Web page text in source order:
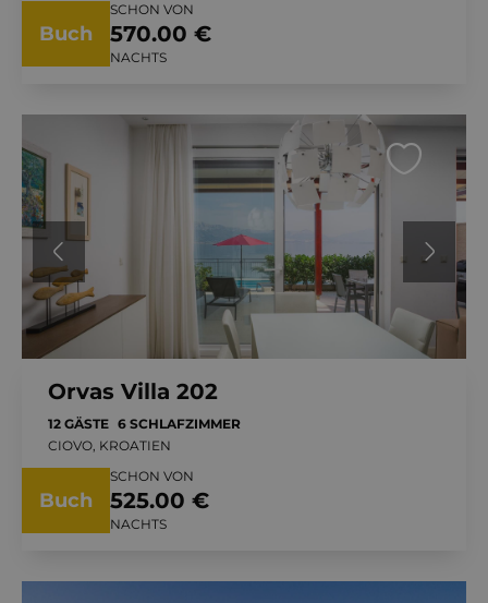
Buch
SCHON VON
570.00 €
NACHTS
Orvas Villa 202
12 GÄSTE 6 SCHLAFZIMMER
CIOVO, KROATIEN
Buch
SCHON VON
525.00 €
NACHTS